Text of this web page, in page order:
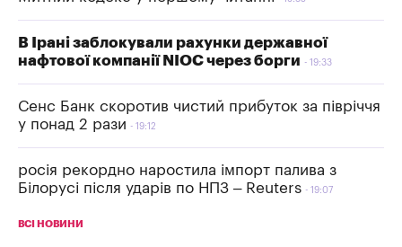
В Ірані заблокували рахунки державної
нафтової компанії NIOC через борги
19:33
Сенс Банк скоротив чистий прибуток за півріччя
у понад 2 рази
19:12
росія рекордно наростила імпорт палива з
Білорусі після ударів по НПЗ – Reuters
19:07
ВСІ НОВИНИ